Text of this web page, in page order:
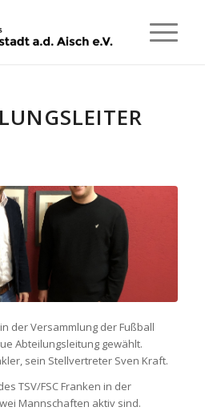
der Versammlung der Fußball
Abteilungsleitung gewählt.
sein Stellvertreter Sven Kraft.
TSV/FSC Franken in der
Mannschaften aktiv sind.